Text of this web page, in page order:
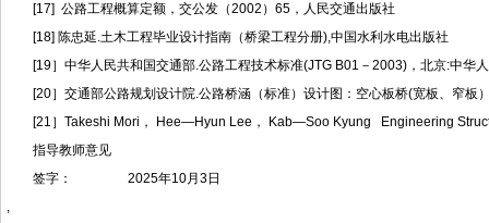
[17] 公路工程概算定额，交公发（2002）65，人民交通出版社
[18] 陈忠延.土木工程毕业设计指南（桥梁工程分册),中国水利水电出版社
[19］中华人民共和国交通部.公路工程技术标准(JTG B01－2003)，北京:中华
[20］交通部公路规划设计院.公路桥涵（标准）设计图：空心板桥(宽板、窄板
[21］Takeshi Mori， Hee—Hyun Lee， Kab—Soo Kyung Engineering
指导教师意见
签字： 2025年10月3日
,